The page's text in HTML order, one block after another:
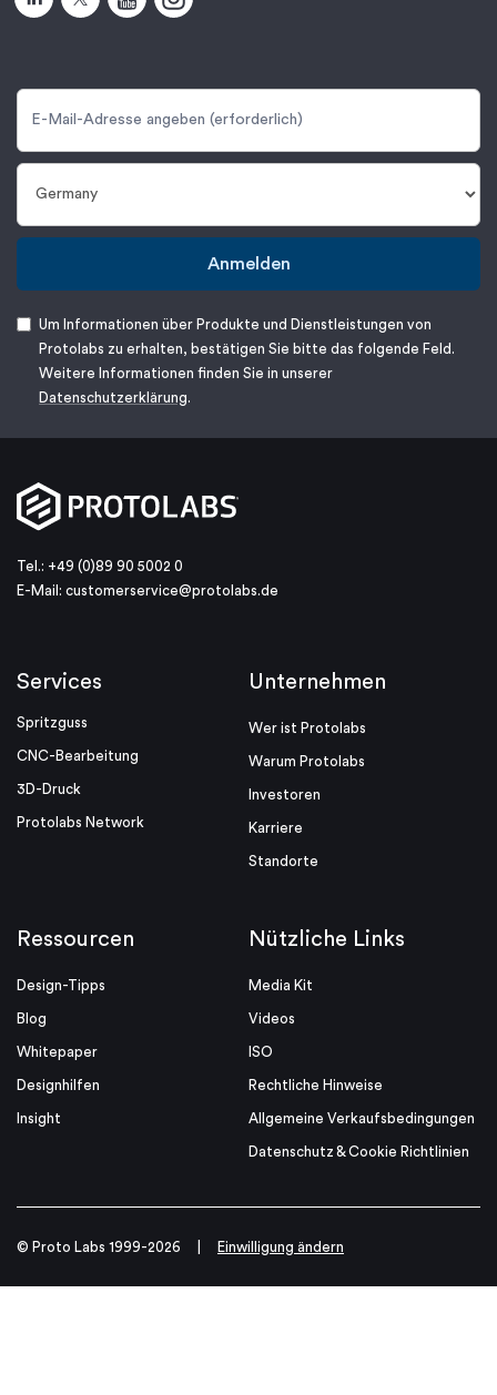
Anmelden
Um Informationen über Produkte und Dienstleistungen von
Protolabs zu erhalten, bestätigen Sie bitte das folgende Feld.
Weitere Informationen finden Sie in unserer
Datenschutzerklärung.
Tel.: +49 (0)89 90 5002 0
E-Mail: customerservice@protolabs.de
Services
Spritzguss
CNC-Bearbeitung
3D-Druck
Protolabs Network
Unternehmen
Wer ist Protolabs
Warum Protolabs
Investoren
Karriere
Standorte
Ressourcen
Design-Tipps
Blog
Whitepaper
Designhilfen
Insight
Nützliche Links
Media Kit
Videos
ISO
Rechtliche Hinweise
Allgemeine Verkaufsbedingungen
Datenschutz & Cookie Richtlinien
© Proto Labs 1999-2026 Einwilligung ändern